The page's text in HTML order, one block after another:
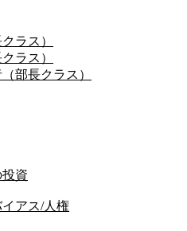
ラス）
ラス）
部長クラス）
資
アス/人権